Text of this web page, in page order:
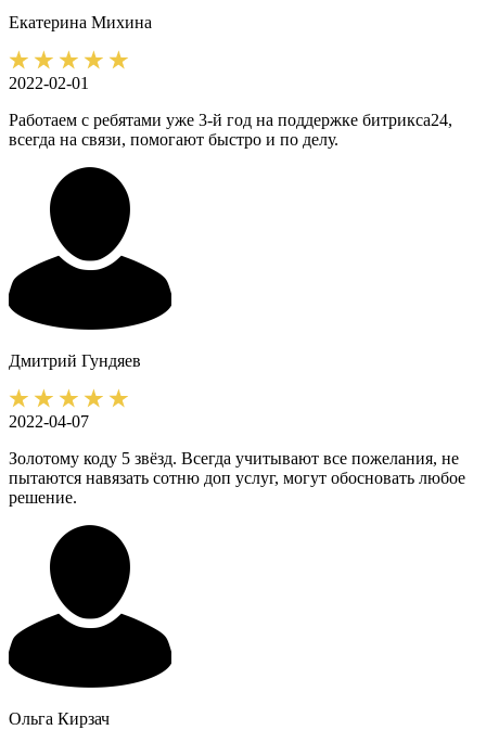
Екатерина Михина
2022-02-01
Работаем с ребятами уже 3-й год на поддержке битрикса24,
всегда на связи, помогают быстро и по делу.
Дмитрий Гундяев
2022-04-07
Золотому коду 5 звёзд. Всегда учитывают все пожелания, не
пытаются навязать сотню доп услуг, могут обосновать любое
решение.
Ольга Кирзач